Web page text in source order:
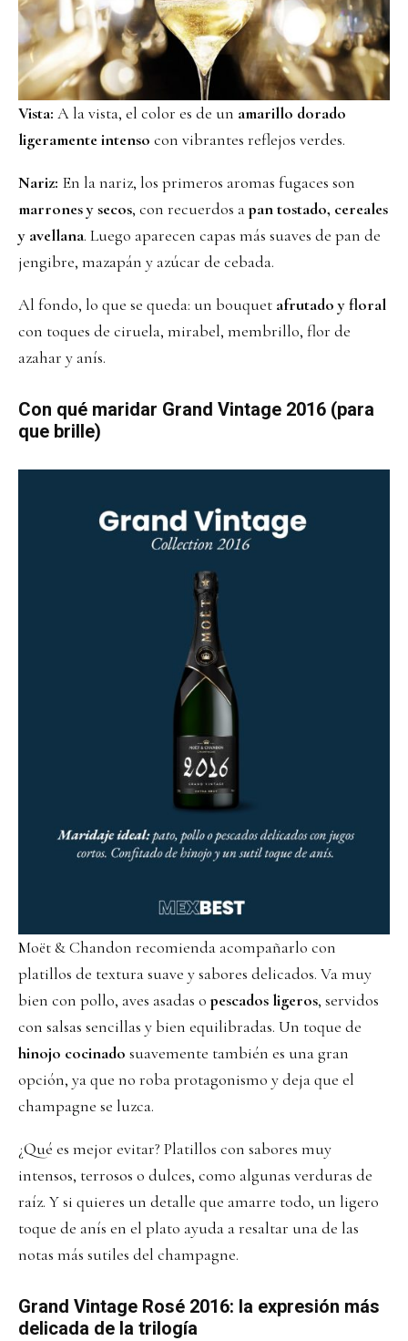
Vista: A la vista, el color es de un amarillo dorado
ligeramente intenso con vibrantes reflejos verdes.
Nariz: En la nariz, los primeros aromas fugaces son
marrones y secos, con recuerdos apan tostado, cereales
y avellana. Luego aparecen capas más suaves de pan de
jengibre, mazapán y azúcar de cebada.
Al fondo, lo que se queda: un bouquet afrutado y floral
con toques de ciruela, mirabel, membrillo, flor de
azahar y anís.
Con qué maridar Grand Vintage 2016 (para
que brille)
Moët & Chandon recomienda acompañarlo con
platillos de textura suave y sabores delicados. Va muy
bien con pollo, aves asadas opescados ligeros, servidos
con salsas sencillas y bien equilibradas. Un toque de
hinojo cocinado suavemente también es una gran
opción, ya que no roba protagonismo y deja que el
champagne se luzca.
¿Qué es mejor evitar? Platillos con sabores muy
intensos, terrosos o dulces, como algunas verduras de
raíz. Y si quieres un detalle que amarre todo, un ligero
toque de anís en el plato ayuda a resaltar una de las
notas más sutiles del champagne.
Grand Vintage Rosé 2016: la expresión más
delicada de la trilogía